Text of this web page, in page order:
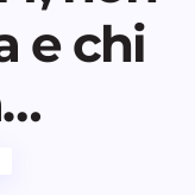
e chi